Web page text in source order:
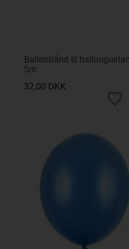
Ballonbånd til
5m
32,00 DKK